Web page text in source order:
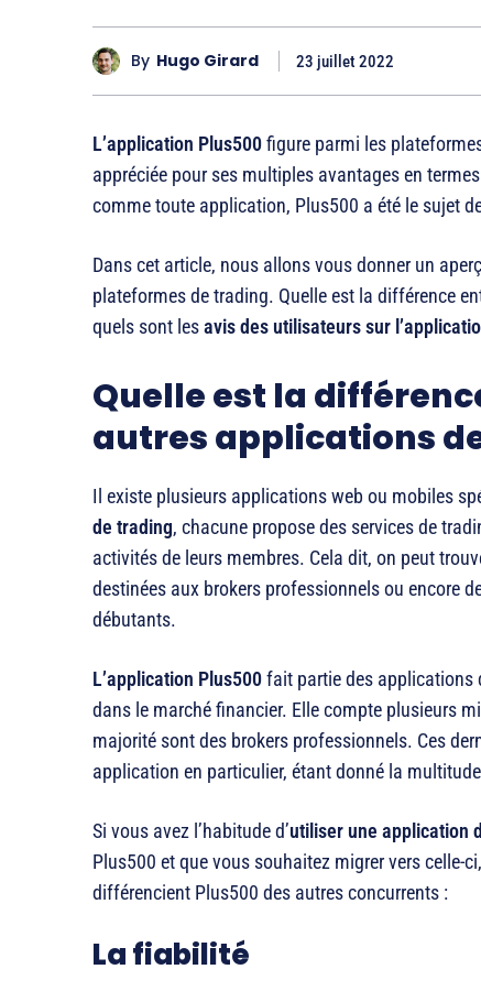
By Hugo Girard 23 juillet 2022
L’application Plus500figure parmi les
appréciée pour ses multiples avantages en
comme toute application, Plus500 a été le sujet
Dans cet article, nous allons vous donner un
plateformes de trading. Quelle est la différence
quels sont lesavis des utilisateurs sur
Quelle est la
autres applications
Il existe plusieurs applications web ou mobiles
de trading, chacune propose des services de
activités de leurs membres. Cela dit, on peut
destinées aux brokers professionnels ou encore
débutants.
L’application Plus500fait partie des applications
dans le marché financier. Elle compte plusieurs
majorité sont des brokers professionnels. Ces
application en particulier, étant donné la
Si vous avez l’habitude d’utiliser une application
Plus500 et que vous souhaitez migrer vers celle-
différencient Plus500 des autres concurrents :
La fiabilité